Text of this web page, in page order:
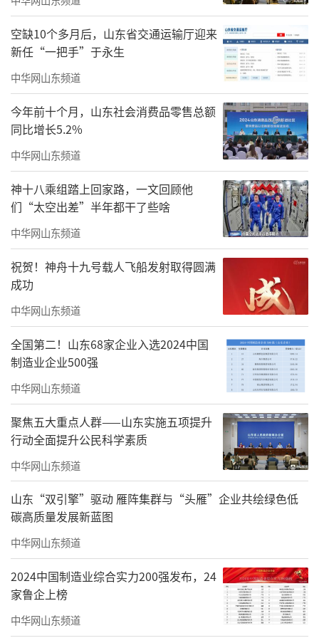
社区文化，让旅居生活充满活力与温度。
非遗传承人赋能疗愈新标杆
作为项目的一大特色亮点，建邦·悠然学
苑重磅引入优质中医专家资源，包括“霍氏中
医”非遗传承人霍殿国、杨氏蜂疗非遗传承人
杨小月、国医大师李佃贵弟子刘舒恒等业内名
家。在此基础上，开设特色疗愈班，针对性提
供精准望诊、蜂针通络、骨诊修复等个性化疗
空缺10个多月后，山东省交通运输厅迎来
新任“一把手”于永生
中华网山东频道
今年前十个月，山东社会消费品零售总额
同比增长5.2%
中华网山东频道
神十八乘组踏上回家路，一文回顾他
们“太空出差”半年都干了些啥
中华网山东频道
祝贺！神舟十九号载人飞船发射取得圆满
成功
中华网山东频道
全国第二！山东68家企业入选2024中国
制造业企业500强
中华网山东频道
聚焦五大重点人群——山东实施五项提升
行动全面提升公民科学素质
中华网山东频道
山东“双引擎”驱动 雁阵集群与“头雁”企业共绘绿色低
碳高质量发展新蓝图
中华网山东频道
2024中国制造业综合实力200强发布，24
家鲁企上榜
中华网山东频道